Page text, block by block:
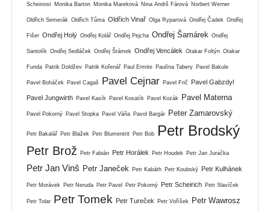
Scheinost Monika Barton Monika Mareková Nina Andrš Fárová Norbert Werner
Oldřich Semerák Oldřich Tůma Oldřich Vinař Olga Ryparová Ondřej Čadek Ondřej
Fišer Ondřej Holý Ondřej Kolář Ondřej Pejcha Ondřej Šamárek Ondřej
Santolík Ondřej Sedláček Ondřej Šrámek Ondřej Vencálek Otakar Foltýn Otakar
Funda Patrik Doldžev Patrik Kořenář Paul Ermite Paulína Tabery Pavel Bakule
Pavel Boháček Pavel Cagaš Pavel Cejnar Pavel Frič Pavel Gabzdyl
Pavel Jungwirth Pavel Kasík Pavel Kosatík Pavel Kozák Pavel Materna
Pavel Pokorný Pavel Stopka Pavel Váňa Pavol Bargár Peter Zamarovský
Petr Bakalář Petr Blažek Petr Blumentrit Petr Bob Petr Brodský
Petr Brož Petr Fabián Petr Horálek Petr Houdek Petr Jan Juračka
Petr Jan Vinš Petr Janeček Petr Kabáth Petr Koubský Petr Kulhánek
Petr Morávek Petr Neruda Petr Pavel Petr Pokorný Petr Scheirich Petr Slavíček
Petr Tolar Petr Tomek Petr Tureček Petr Voříšek
Petr Wawrosz